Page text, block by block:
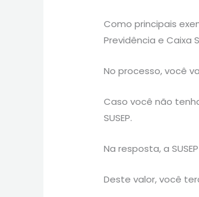
Como principais
Previdência e Caixa
No processo, você
Caso você não
SUSEP.
Na resposta, a
Deste valor, você